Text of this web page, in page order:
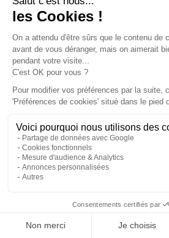
ESSAIS
qui ne ressemble à aucun